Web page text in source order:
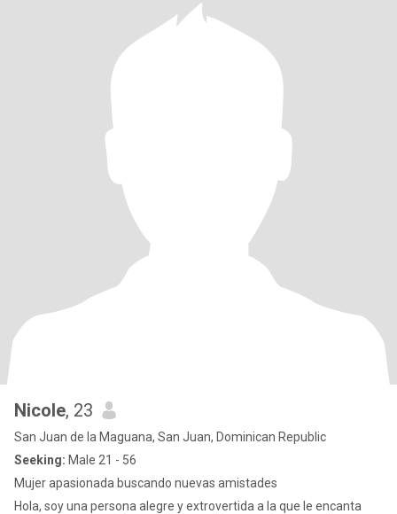
Nicole, 23
San Juan de la Maguana, San Juan, Dominican Republic
Seeking: Male 21 - 56
Mujer apasionada buscando nuevas amistades
Hola, soy una persona alegre y extrovertida a la que le encanta